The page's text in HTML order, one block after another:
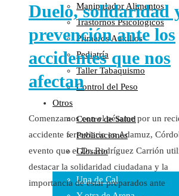
En nuestra Web
Colaboraciones
Cartas al Director
Medios de Comunicación
Otros
Vídeos
Cara Oscura Sanidad
Humor
Cal y Arena
Una de Cal
Manipulador Alimentos
Trastornos Psicológicos
Primeros Auxilios
Pediatría
Taller Tabaquismo
Control del Peso
Otros
Centro de Salud
Publicaciones
Glosario
Duelo, solidaridad
prevención ante los
accidentes que nos
afectan
Comenzamos con el pésame por un
accidente ferroviario en Adamuz,
evento que el Dr. Rodríguez Carrión
destacar la solidaridad ciudadana y la
importancia de estar preparados ante